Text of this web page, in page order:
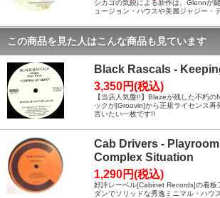
シカゴの気鋭による新作は、Glennが
ュージョン・ハウスや美麗ジャジー・
この商品を見た人はこんな商品も見ています
Black Rascals -
3,350円(税込)
【当店人気盤!!】Blazeが残した不朽の
ックが[Groovin]から正規ライセンス再
言いたい一枚です!!
Cab Drivers -
Complex Situation
1,290円(税込)
好評レーベル[Cabinet Records]の看板
ダンでソリッドな秀逸ミニマル・ハウ